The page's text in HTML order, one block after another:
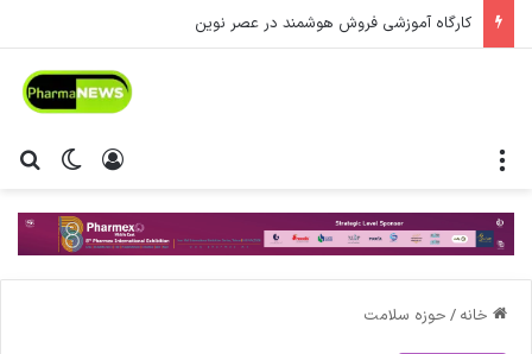
کارگاه آموزشی فروش هوشمند در عصر نوین
تغییر ورود
خانه / حوزه سلامت